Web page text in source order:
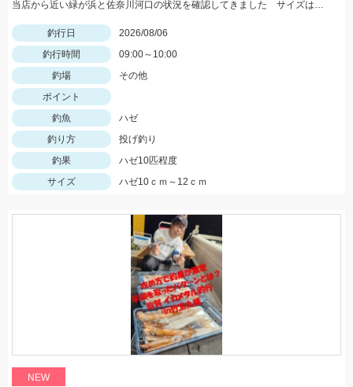
当店から近い緑が浜と佐奈川河口の状況を確認してきました サイズはまだ小さめ 針サイズは6号がよさそうです
釣行日
2026/08/06
釣行時間
09:00～10:00
釣場
その他
ポイント
釣魚
ハゼ
釣り方
投げ釣り
釣果
ハゼ10匹程度
サイズ
ハゼ10ｃｍ～12ｃｍ
NEW